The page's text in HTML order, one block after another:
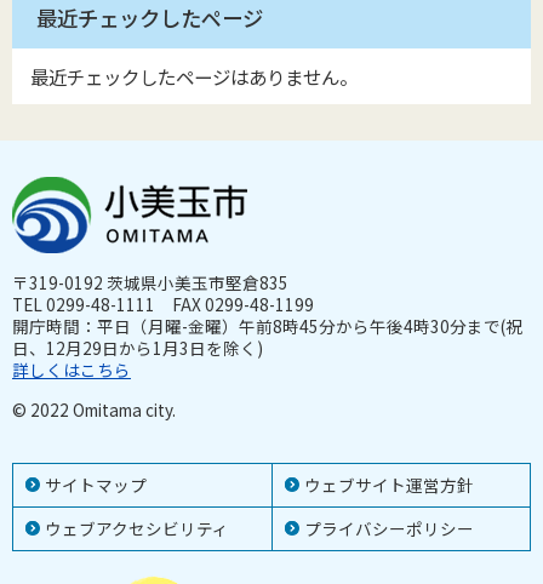
最近チェックしたページ
最近チェックしたページはありません。
サイトマップ
ウェブサイト運営方針
ウェブアクセシビリティ
プライバシーポリシー
〒319-0192 茨城県小美玉市堅倉835
TEL 0299-48-1111 FAX 0299-48-1199
開庁時間：平日（月曜-金曜）午前8時45分から午後4時30分まで(祝
日、12月29日から1月3日を除く)
詳しくはこちら
© 2022 Omitama city.